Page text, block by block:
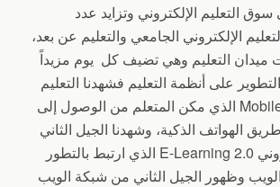
التعليم الإلكتروني وتزايد عدد
الإلكتروني الجامعي والتعليم عن بعد،
ميدان التعليم وهي تضيف كل يوم مزيداً
على أنظمة التعليم فشهدنا التعليم
الجوال Mobile Learning الذي مكن المتعلم من الوصول إلى
الهواتف الذكية، وشهدنا الجيل الثاني
من التعليم الإلكتروني E-Learning 2.0 الذي ارتبط بالتطور
وظهور الجيل الثاني من شبكة الويب